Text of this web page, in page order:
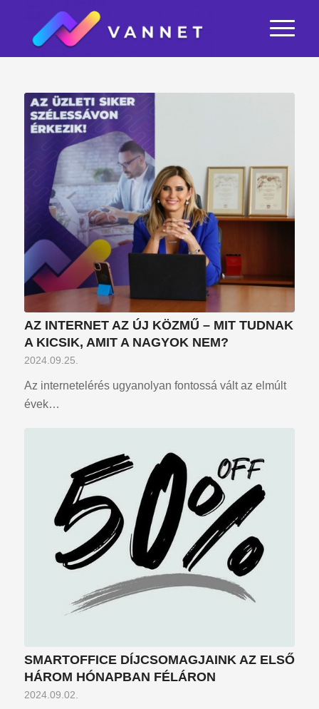
AZ INTERNET AZ ÚJ KÖZMŰ – MIT TUDNAK
A KICSIK, AMIT A NAGYOK NEM?
2024.09.25.
Az internetelérés ugyanolyan fontossá vált az elmúlt
évek…
SMARTOFFICE DÍJCSOMAGJAINK AZ ELSŐ
HÁROM HÓNAPBAN FÉLÁRON
2024.09.02.